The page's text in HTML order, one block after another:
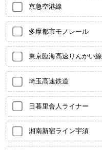
京急空港線
多摩都市モノレール
東京臨海高速りんかい線
埼玉高速鉄道
日暮里舎人ライナー
湘南新宿ライン宇須